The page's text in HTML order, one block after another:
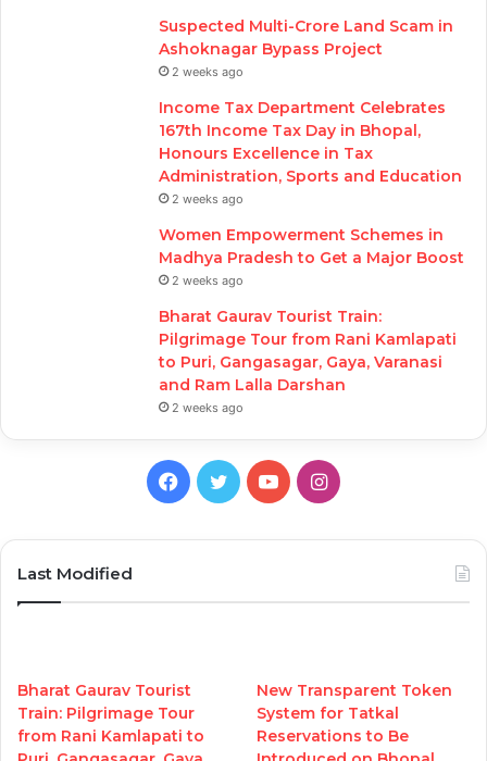
Suspected Multi-Crore Land Scam in
Ashoknagar Bypass Project
2 weeks ago
Income Tax Department Celebrates
167th Income Tax Day in Bhopal,
Honours Excellence in Tax
Administration, Sports and Education
2 weeks ago
Women Empowerment Schemes in
Madhya Pradesh to Get a Major Boost
2 weeks ago
Bharat Gaurav Tourist Train:
Pilgrimage Tour from Rani Kamlapati
to Puri, Gangasagar, Gaya, Varanasi
and Ram Lalla Darshan
2 weeks ago
Facebook
TwitterYouTubeInstagram
Last Modified
Bharat Gaurav Tourist
Train: Pilgrimage Tour
from Rani Kamlapati to
New Transparent Token
System for Tatkal
Reservations to Be